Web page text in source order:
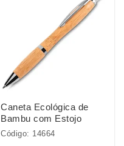
Caneta Ecológica de
Bambu com Estojo
Código: 14664